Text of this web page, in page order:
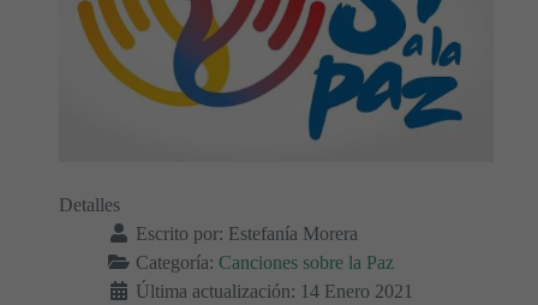
Detalles
Escrito por: Estefanía Morera
Categoría: Canciones sobre la Paz
Última actualización: 14 Enero 2021